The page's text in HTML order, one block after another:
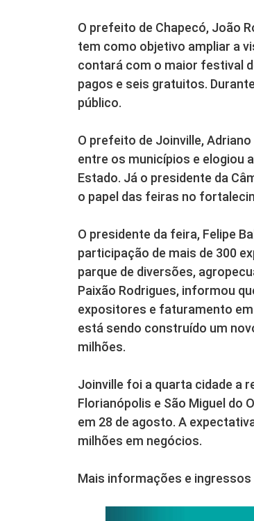
O prefeito de Chapecó, João
tem como objetivo ampliar a
contará com o maior festival
pagos e seis gratuitos.
público.
O prefeito de Joinville,
entre os municípios e elogiou
Estado. Já o presidente da
o papel das feiras no
O presidente da feira, Felipe
participação de mais de 300
parque de diversões,
Paixão Rodrigues, informou
expositores e faturamento em
está sendo construído um
milhões.
Joinville foi a quarta cidade a
Florianópolis e São Miguel do
em 28 de agosto. A
milhões em negócios.
Mais informações e